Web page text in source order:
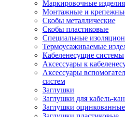
Маркировочные изделия
Монтажные и
Скобы металлические
Скобы пластиковые
Специальные
Термоусаживаемые
Кабеленесущие системы
Аксессуары к
Аксессуары
систем
Заглушки
Заглушки для кабель-
Заглушки